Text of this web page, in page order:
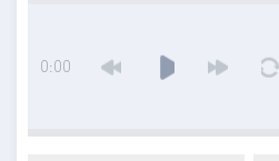
0:00